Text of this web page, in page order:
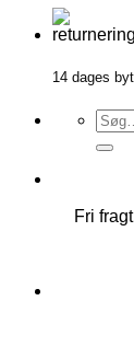
14 dages
Søg
efter:
Fri